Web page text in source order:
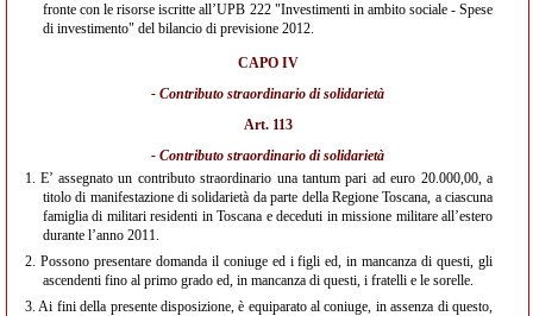
fronte con le risorse iscritte all’UPB 222 "Investimenti in ambito sociale - Spese
di investimento" del bilancio di previsione 2012.
CAPO IV
- Contributo straordinario di solidarietà
Art. 113
- Contributo straordinario di solidarietà
1. E’ assegnato un contributo straordinario una tantum pari ad euro 20.000,00, a
titolo di manifestazione di solidarietà da parte della Regione Toscana, a ciascuna
famiglia di militari residenti in Toscana e deceduti in missione militare all’estero
durante l’anno 2011.
2. Possono presentare domanda il coniuge ed i figli ed, in mancanza di questi, gli
ascendenti fino al primo grado ed, in mancanza di questi, i fratelli e le sorelle.
3. Ai fini della presente disposizione, è equiparato al coniuge, in assenza di questo,